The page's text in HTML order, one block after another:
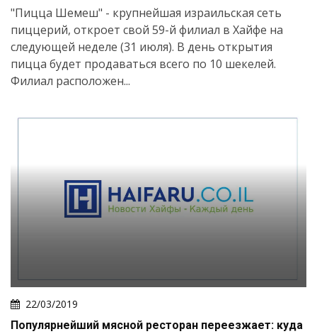
"Пицца Шемеш" - крупнейшая израильская сеть
пиццерий, откроет свой 59-й филиал в Хайфе на
следующей неделе (31 июля). В день открытия
пицца будет продаваться всего по 10 шекелей.
Филиал расположен...
22/03/2019
Популярнейший мясной ресторан переезжает: куда